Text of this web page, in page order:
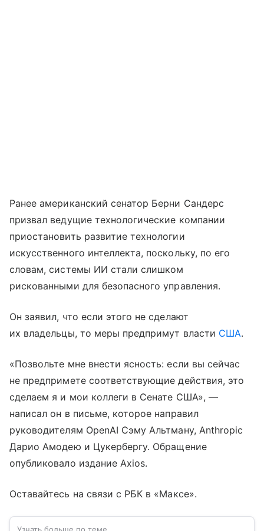
Ранее американский сенатор Берни Сандерс
призвал ведущие технологические компании
приостановить развитие технологии
искусственного интеллекта, поскольку, по его
словам, системы ИИ стали слишком
рискованными для безопасного управления.
Он заявил, что если этого не сделают
их владельцы, то меры предпримут власти США.
«Позвольте мне внести ясность: если вы сейчас
не предпримете соответствующие действия, это
сделаем я и мои коллеги в Сенате США», —
написал он в письме, которое направил
руководителям OpenAI Сэму Альтману, Anthropic
Дарио Амодею и Цукербергу. Обращение
опубликовало издание Axios.
Оставайтесь на связи с РБК в «Максе».